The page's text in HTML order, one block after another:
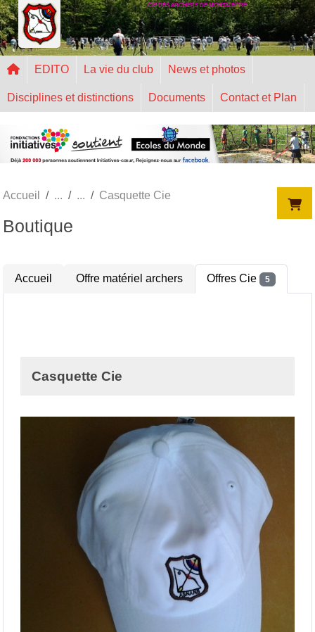
CIE DES ARCHERS DE MONTALEGRE
EDITO La vie du club News et photos
Disciplines et distinctions Documents Contact et Plan
Accueil Casquette Cie
Boutique
Accueil Offre matériel archers Offres Cie 5
Casquette Cie
Panneau de gestion des cookies